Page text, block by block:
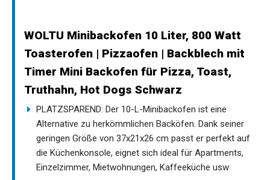
WOLTU Minibackofen 10 Liter, 800 Watt
Toasterofen | Pizzaofen | Backblech mit
Timer Mini Backofen für Pizza, Toast,
Truthahn, Hot Dogs Schwarz
PLATZSPAREND: Der 10-L-Minibackofen ist eine
Alternative zu herkömmlichen Backöfen. Dank seiner
geringen Größe von 37x21x26 cm passt er perfekt auf
die Küchenkonsole, eignet sich ideal für Apartments,
Einzelzimmer, Mietwohnungen, Kaffeeküche usw